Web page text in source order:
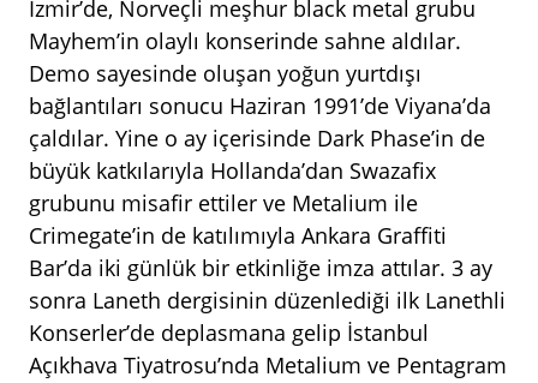
İzmir’de, Norveçli meşhur black metal grubu
Mayhem’in olaylı konserinde sahne aldılar.
Demo sayesinde oluşan yoğun yurtdışı
bağlantıları sonucu Haziran 1991’de Viyana’da
çaldılar. Yine o ay içerisinde Dark Phase’in de
büyük katkılarıyla Hollanda’dan Swazafix
grubunu misafir ettiler ve Metalium ile
Crimegate’in de katılımıyla Ankara Graffiti
Bar’da iki günlük bir etkinliğe imza attılar. 3 ay
sonra Laneth dergisinin düzenlediği ilk Lanethli
Konserler’de deplasmana gelip İstanbul
Açıkhava Tiyatrosu’nda Metalium ve Pentagram